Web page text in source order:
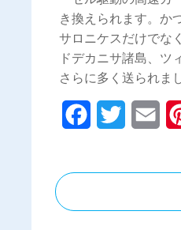
き換えられます。か
サロニケスだけでな
ドデカニサ諸島、ツ
さらに多く送られま
FacebookTwitter